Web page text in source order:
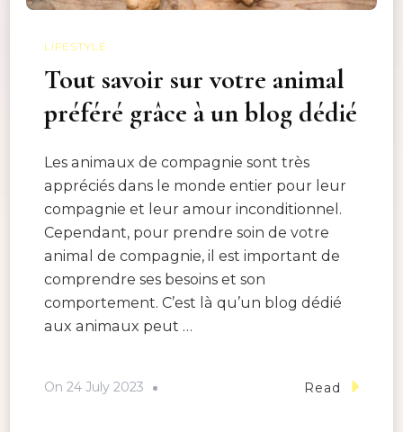
LIFESTYLE
Tout savoir sur votre animal
préféré grâce à un blog dédié
Les animaux de compagnie sont très
appréciés dans le monde entier pour leur
compagnie et leur amour inconditionnel.
Cependant, pour prendre soin de votre
animal de compagnie, il est important de
comprendre ses besoins et son
comportement. C’est là qu’un blog dédié
aux animaux peut …
On 24 July 2023 Read